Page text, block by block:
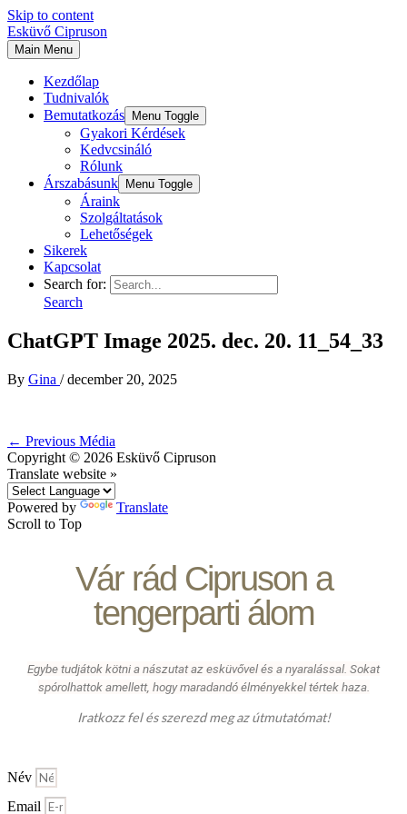
Skip to content
Esküvő Cipruson
Main Menu
Kezdőlap
Tudnivalók
Bemutatkozás
Menu Toggle
Gyakori Kérdések
Kedvcsináló
Rólunk
Árszabásunk
Menu Toggle
Áraink
Szolgáltatások
Lehetőségek
Sikerek
Kapcsolat
Search for:
Search
ChatGPT Image 2025. dec. 20. 11_54_33
By Gina /december 20, 2025
← Previous Média
Copyright © 2026 Esküvő Cipruson
Translate website »
Powered by
Translate
Scroll to Top
Vár rád Cipruson a
tengerparti álom
Egybe tudjátok kötni a nászutat az esküvővel és a nyaralással. Sokat
spórolhattok amellett, hogy maradandó élményekkel tértek haza.
Iratkozz fel és szerezd meg az útmutatómat!
Név
Email